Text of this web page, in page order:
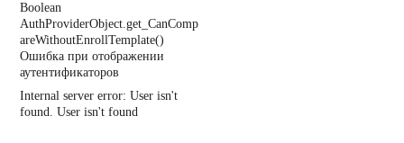
Boolean
AuthProviderObject.get_CanComp
areWithoutEnrollTemplate()
Ошибка при отображении
аутентификаторов
Internal server error: User isn't
found. User isn't found